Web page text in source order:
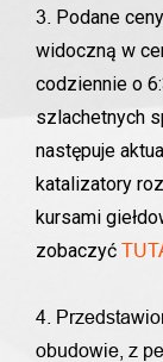
3. Podane
widoczną w
codziennie o
szlachetnych
następuje
katalizatory
kursami
zobaczyć
4.
obudowie, z